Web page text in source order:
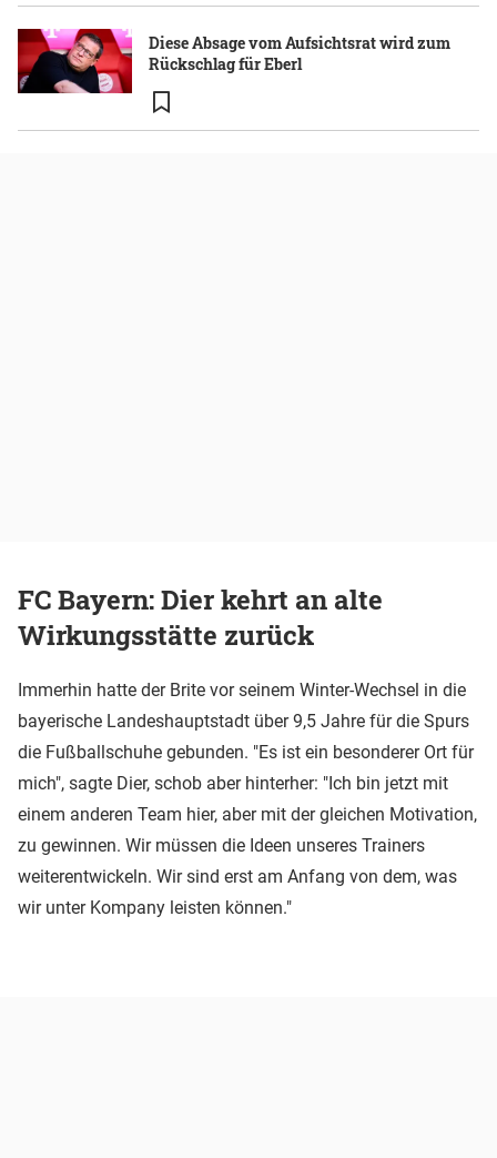
Diese Absage vom Aufsichtsrat wird zum
Rückschlag für Eberl
FC Bayern: Dier kehrt an alte
Wirkungsstätte zurück
Immerhin hatte der Brite vor seinem Winter-Wechsel in die
bayerische Landeshauptstadt über 9,5 Jahre für die Spurs
die Fußballschuhe gebunden. "Es ist ein besonderer Ort für
mich", sagte Dier, schob aber hinterher: "Ich bin jetzt mit
einem anderen Team hier, aber mit der gleichen Motivation,
zu gewinnen. Wir müssen die Ideen unseres Trainers
weiterentwickeln. Wir sind erst am Anfang von dem, was
wir unter Kompany leisten können."